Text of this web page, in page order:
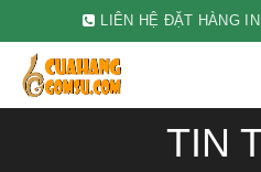
LIÊN HỆ ĐẶT HÀNG
TIN